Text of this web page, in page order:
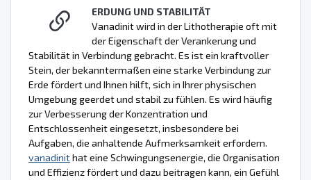
ERDUNG UND STABILITÄT
Vanadinit wird in der Lithotherapie oft mit
der Eigenschaft der Verankerung und
Stabilität in Verbindung gebracht. Es ist ein kraftvoller
Stein, der bekanntermaßen eine starke Verbindung zur
Erde fördert und Ihnen hilft, sich in Ihrer physischen
Umgebung geerdet und stabil zu fühlen. Es wird häufig
zur Verbesserung der Konzentration und
Entschlossenheit eingesetzt, insbesondere bei
Aufgaben, die anhaltende Aufmerksamkeit erfordern.
vanadinithat eine Schwingungsenergie, die Organisation
und Effizienz fördert und dazu beitragen kann, ein Gefühl